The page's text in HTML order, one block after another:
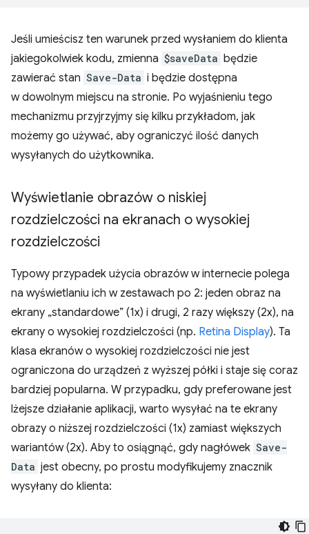
Jeśli umieścisz ten warunek przed wysłaniem do klienta
jakiegokolwiek kodu, zmienna $saveData będzie
zawierać stan Save-Data i będzie dostępna
w dowolnym miejscu na stronie. Po wyjaśnieniu tego
mechanizmu przyjrzyjmy się kilku przykładom, jak
możemy go używać, aby ograniczyć ilość danych
wysyłanych do użytkownika.
Wyświetlanie obrazów o niskiej
rozdzielczości na ekranach o wysokiej
rozdzielczości
Typowy przypadek użycia obrazów w internecie polega
na wyświetlaniu ich w zestawach po 2: jeden obraz na
ekrany „standardowe” (1x) i drugi, 2 razy większy (2x), na
ekrany o wysokiej rozdzielczości (np. Retina Display). Ta
klasa ekranów o wysokiej rozdzielczości nie jest
ograniczona do urządzeń z wyższej półki i staje się coraz
bardziej popularna. W przypadku, gdy preferowane jest
lżejsze działanie aplikacji, warto wysyłać na te ekrany
obrazy o niższej rozdzielczości (1x) zamiast większych
wariantów (2x). Aby to osiągnąć, gdy nagłówek Save-
Data jest obecny, po prostu modyfikujemy znacznik
wysyłany do klienta: